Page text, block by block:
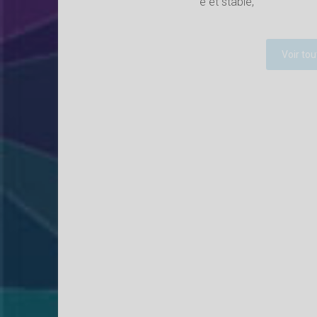
Voir